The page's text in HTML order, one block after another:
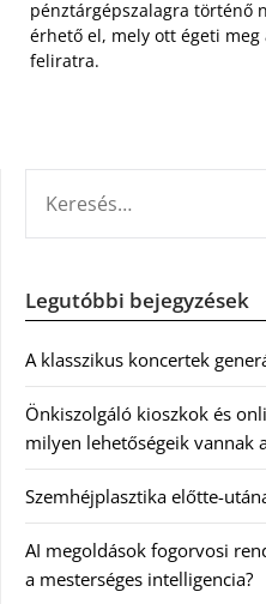
pénztárgépszalagra történő
érhető el, mely ott égeti
feliratra.
Legutóbbi bejegyzések
A klasszikus koncertek
Önkiszolgáló kioszkok és
milyen lehetőségeik vannak
Szemhéjplasztika előtte-
AI megoldások fogorvosi
a mesterséges intelligencia?